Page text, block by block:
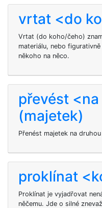
vrtat <do
Vrtat (do koho/čeho)
materiálu, nebo
někoho na něco.
převést
(majetek)
Přenést majetek na
proklínat
Proklínat je vyjadřovat
něčemu. Jde o silné